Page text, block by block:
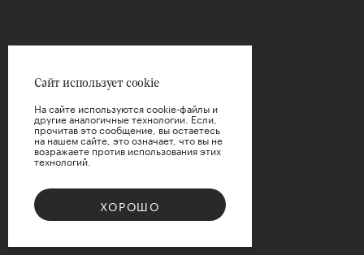
Сайт использует cookie
На сайте используются cookie-файлы и
другие аналогичные технологии. Если,
прочитав это сообщение, вы остаетесь
на нашем сайте, это означает, что вы не
возражаете против использования этих
технологий.
ХОРОШО